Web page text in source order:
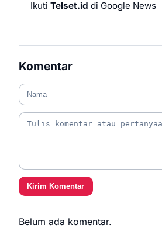
Ikuti Telset.id di Google News
Komentar
Kirim Komentar
Belum ada komentar.